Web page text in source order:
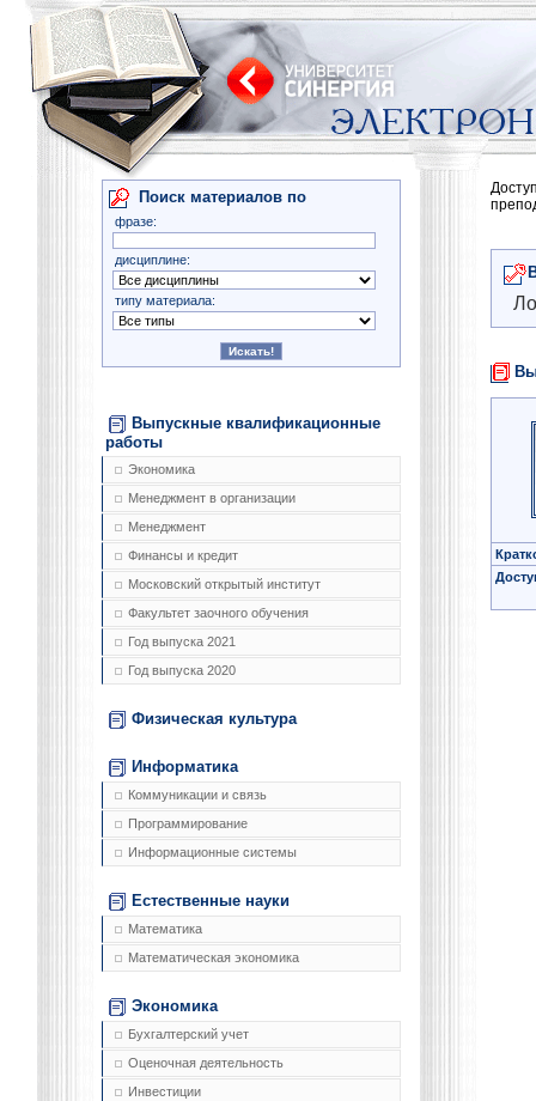
Поиск материалов по
фразе:
дисциплине:
типу материала:
Выпускные квалификационные
работы
Экономика
Менеджмент в организации
Менеджмент
Финансы и кредит
Московский открытый институт
Факультет заочного обучения
Год выпуска 2021
Год выпуска 2020
Физическая культура
Информатика
Коммуникации и связь
Программирование
Информационные системы
Естественные науки
Математика
Математическая экономика
Экономика
Бухгалтерский учет
Оценочная деятельность
Инвестиции